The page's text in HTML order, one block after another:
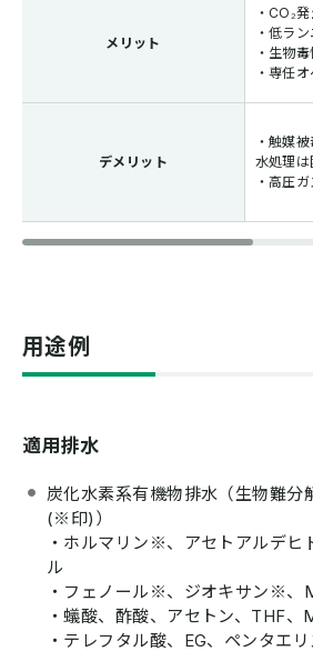
メリット
・CO₂
・低ラ
・生物
・専任
デメリット
・触媒
水処理は
・高圧
用途例
適用排水
炭化水素系有機物排水（生物難分
(※印)）
・ホルマリン※、アセトアルデ
ル
・フェノール※、ジオキサン※、
・蟻酸、酢酸、アセトン、THF、
・テレフタル酸、EG、ペンタエ